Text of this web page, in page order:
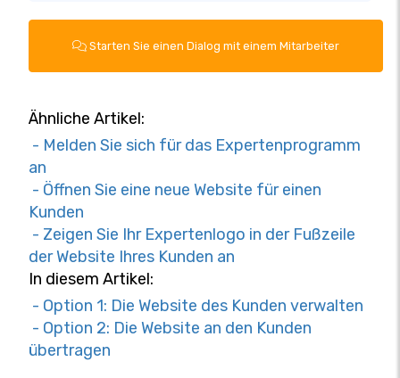
Starten Sie einen Dialog mit einem Mitarbeiter
Ähnliche Artikel:
- Melden Sie sich für das Expertenprogramm
an
- Öffnen Sie eine neue Website für einen
Kunden
- Zeigen Sie Ihr Expertenlogo in der Fußzeile
der Website Ihres Kunden an
In diesem Artikel:
- Option 1: Die Website des Kunden verwalten
- Option 2: Die Website an den Kunden
übertragen